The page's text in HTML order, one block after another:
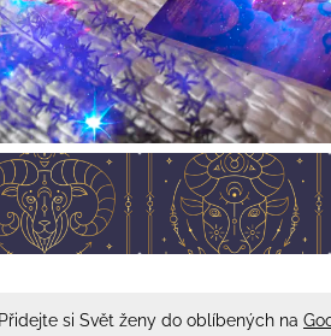
Přidejte si Svět ženy do oblíbených na